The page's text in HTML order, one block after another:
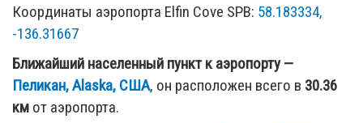
Координаты аэропорта Elfin Cove SPB: 58.183334,
-136.31667
Ближайший населенный пункт к аэропорту —
Пеликан, Alaska, США, он расположен всего в 30.36
км от аэропорта.